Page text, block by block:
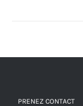
PRENEZ CONTACT